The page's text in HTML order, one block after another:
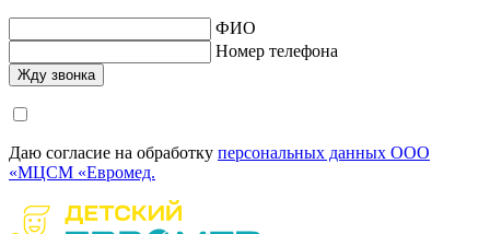
ФИО
Номер телефона
Даю согласие на обработку персональных данных ООО
«МЦСМ «Евромед.